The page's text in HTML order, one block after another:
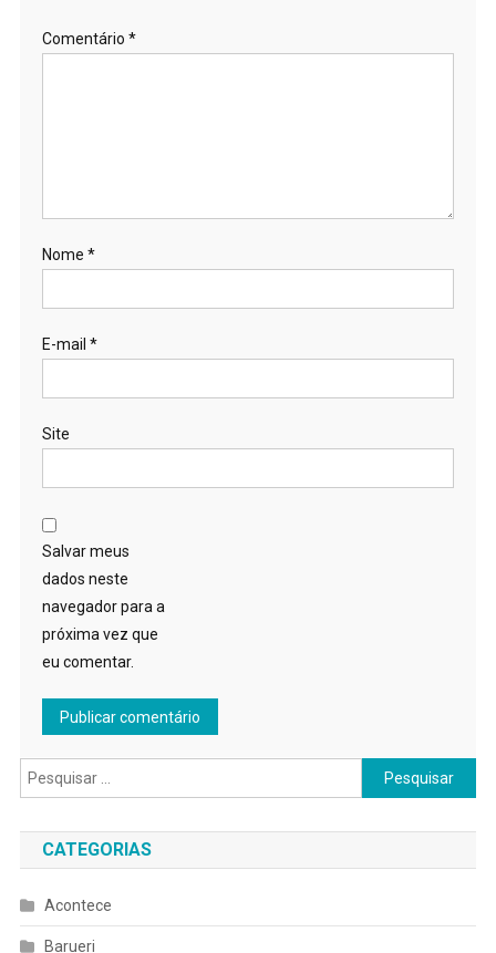
Comentário *
Nome *
E-mail *
Site
Salvar meus
dados neste
navegador para a
próxima vez que
eu comentar.
Pesquisar
por:
CATEGORIAS
Acontece
Barueri